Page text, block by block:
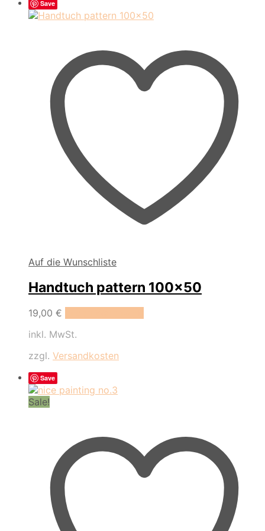
Save
Auf die Wunschliste
Handtuch pattern 100×50
19,00 €
inkl. MwSt.
zzgl. Versandkosten
Save
Sale!